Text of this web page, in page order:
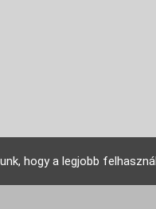
hogy a legjobb